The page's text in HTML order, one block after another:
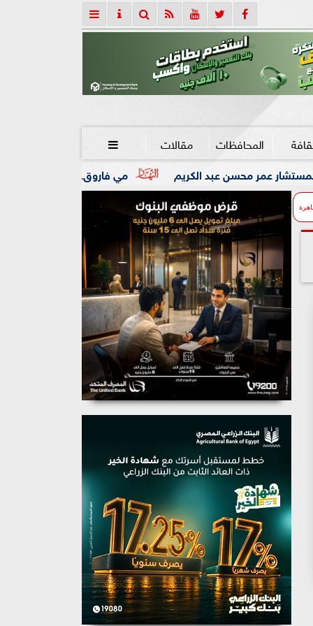
المحافظات مقالات 
مي فاروق.. تعود مع مدين بــ ”حبايبنا”